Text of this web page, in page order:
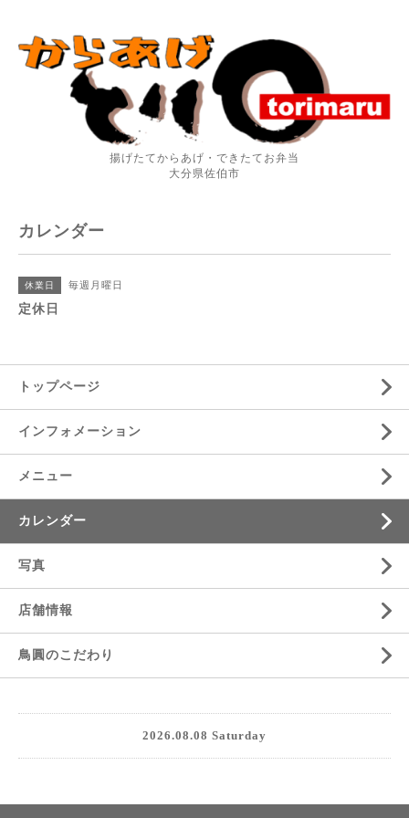
揚げたてからあげ・できたてお弁当
大分県佐伯市
カレンダー
休業日 毎週月曜日
定休日
トップページ
インフォメーション
メニュー
カレンダー
写真
店舗情報
鳥圓のこだわり
2026.08.08 Saturday